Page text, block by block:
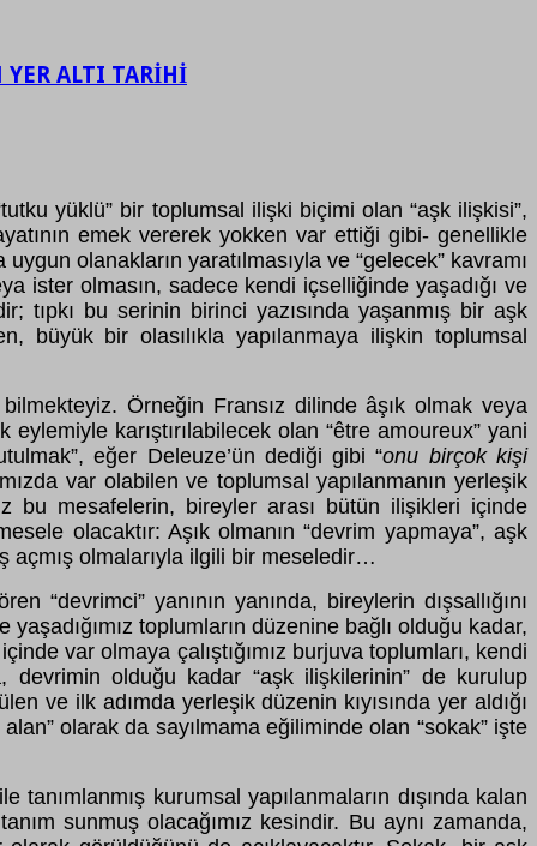
YER ALTI TARİHİ
yüklü” bir toplumsal ilişki biçimi olan “aşk ilişkisi”,
emek vererek yokken var ettiği gibi- genellikle
olanakların yaratılmasıyla ve “gelecek” kavramı
ister olmasın, sadece kendi içselliğinde yaşadığı ve
tıpkı bu serinin birinci yazısında yaşanmış bir aşk
büyük bir olasılıkla yapılanmaya ilişkin toplumsal
Örneğin Fransız dilinde âşık olmak veya
karıştırılabilecek olan “être amoureux” yani
eğer Deleuze’ün dediği gibi “onu birçok kişi
var olabilen ve toplumsal yapılanmanın yerleşik
bu mesafelerin, bireyler arası bütün ilişikleri içinde
olacaktır: Aşık olmanın “devrim yapmaya”, aşk
açmış olmalarıyla ilgili bir meseledir…
yanının yanında, bireylerin dışsallığını
toplumların düzenine bağlı olduğu kadar,
var olmaya çalıştığımız burjuva toplumları, kendi
olduğu kadar “aşk ilişkilerinin” de kurulup
ve ilk adımda yerleşik düzenin kıyısında yer aldığı
olarak da sayılmama eğiliminde olan “sokak” işte
kurumsal yapılanmaların dışında kalan
sunmuş olacağımız kesindir. Bu aynı zamanda,